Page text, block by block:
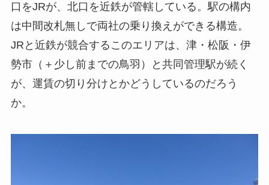
口をJRが、北口を近鉄が管轄している。駅の構内
は中間改札無しで両社の乗り換えができる構造。
JRと近鉄が競合するこのエリアは、津・松阪・伊
勢市（＋少し前までの鳥羽）と共同管理駅が続く
が、運賃の切り分けとかどうしているのだろう
か。